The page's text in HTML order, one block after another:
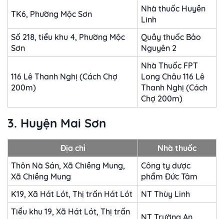
TK6, Phường Mộc Sơn
Nhà thuốc Huyền
Linh
Số 218, tiểu khu 4, Phường Mộc
Sơn
Quầy thuốc Bảo
Nguyên 2
116 Lê Thanh Nghị (Cách Chợ
200m)
Nhà Thuốc FPT
Long Châu 116 Lê
Thanh Nghị (Cách
Chợ 200m)
3. Huyện Mai Sơn
Địa chỉ
Nhà thuốc
Thôn Nà Sán, Xã Chiềng Mung,
Xã Chiềng Mung
Công ty dược
phẩm Đức Tâm
K19, Xã Hát Lót, Thị trấn Hát Lót
NT Thùy Linh
Tiểu khu 19, Xã Hát Lót, Thị trấn
NT Trường An